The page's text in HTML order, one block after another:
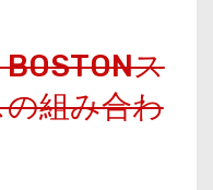
ス
組み合わ